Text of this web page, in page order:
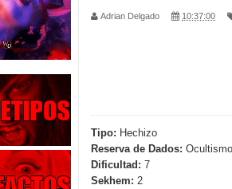
Parte 04: Oídos Sordos
Parte 03: La Traición
Parte 02: Vuelve el Hijo Prodigo
Parte 01: El Comienzo
Parte 01: El Enemigo Interior
Adrian Delgado 10:37:00
Tipo: Hechizo
Reserva de Dados:
Dificultad: 7
Sekhem: 2